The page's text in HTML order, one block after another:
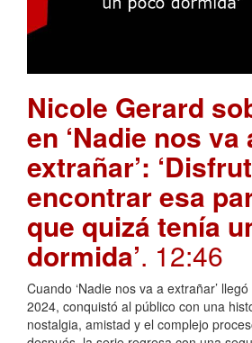
Nicole Gerard
en ‘Nadie nos va
extrañar’:
encontrar esa
que quizá tenía
dormida’. 12:46
Cuando ‘Nadie nos va a extrañar’
2024, conquistó al público con una
nostalgia, amistad y el complejo